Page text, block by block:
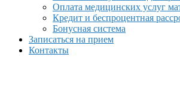
Оплата медицинских услуг
Кредит и беспроцентная
Бонусная система
Записаться на прием
Контакты